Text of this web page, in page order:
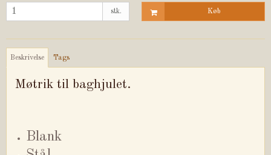
stk. Køb
Beskrivelse Tags
Møtrik til baghjulet.
Blank